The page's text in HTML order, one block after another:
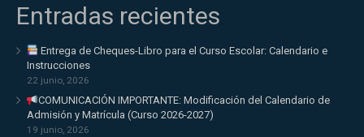
Entradas recientes
Entrega de Cheques-Libro para el Curso Escolar: Calendario e
Instrucciones
22 junio, 2026
COMUNICACIÓN IMPORTANTE: Modificación del Calendario de
Admisión y Matrícula (Curso 2026-2027)
19 junio, 2026